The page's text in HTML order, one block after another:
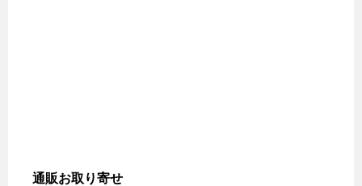
通販お取り寄せ